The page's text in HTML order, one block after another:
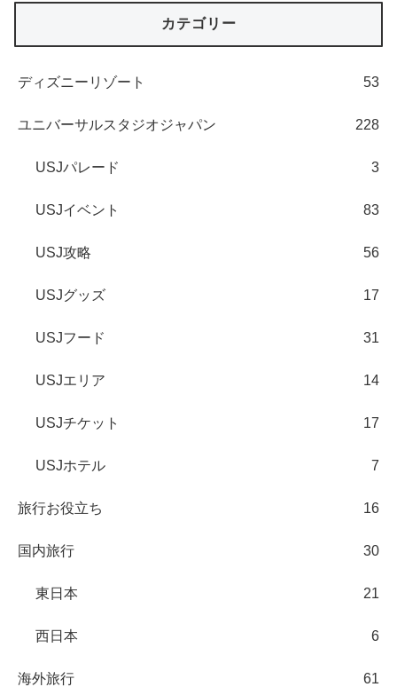
カテゴリー
ディズニーリゾート 53
ユニバーサルスタジオジャパン 228
USJパレード 3
USJイベント 83
USJ攻略 56
USJグッズ 17
USJフード 31
USJエリア 14
USJチケット 17
USJホテル 7
旅行お役立ち 16
国内旅行 30
東日本 21
西日本 6
海外旅行 61